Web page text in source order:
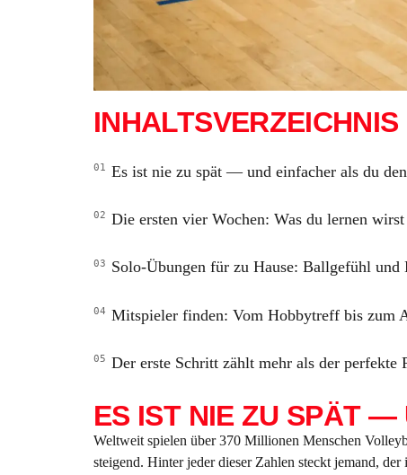
INHALTSVERZEICHNIS
Es ist nie zu spät — und einfacher als du
Die ersten vier Wochen: Was du lernen wirst
Solo-Übungen für zu Hause: Ballgefühl und
Mitspieler finden: Vom Hobbytreff bis zum
Der erste Schritt zählt mehr als der perfekte
ES IST NIE ZU SPÄT —
Weltweit spielen über 370 Millionen Menschen
steigend. Hinter jeder dieser Zahlen steckt jemand,